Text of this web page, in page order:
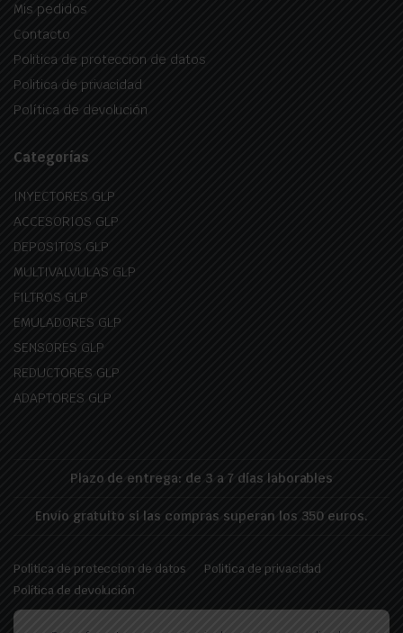
Mis pedidos
Contacto
Politica de proteccion de datos
Politica de privacidad
Política de devolución
Categorías
INYECTORES GLP
ACCESORIOS GLP
DEPOSITOS GLP
MULTIVALVULAS GLP
FILTROS GLP
EMULADORES GLP
SENSORES GLP
REDUCTORES GLP
ADAPTORES GLP
Plazo de entrega: de 3 a 7 días laborables
Envío gratuito si las compras superan los 350 euros.
Politica de proteccion de datos
Politica de privacidad
Política de devolución